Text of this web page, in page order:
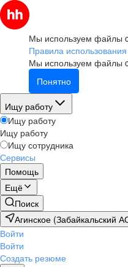
Мы используем файлы
Правила
Мы используем файлы
Понятно
Ищу работу
Ищу работу
Ищу работу
Ищу сотрудника
Сервисы
Помощь
Ещё
Поиск
Агинское (Забайкальский
Войти
Войти
Создать резюме